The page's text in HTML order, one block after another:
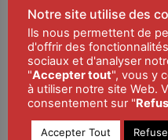
Notre site utilise des
Ils nous permettent de
d'offrir des
sociaux et d'analyser
"Accepter tout", vous y
à utiliser notre site Web.
consentement sur "
Accepter Tout